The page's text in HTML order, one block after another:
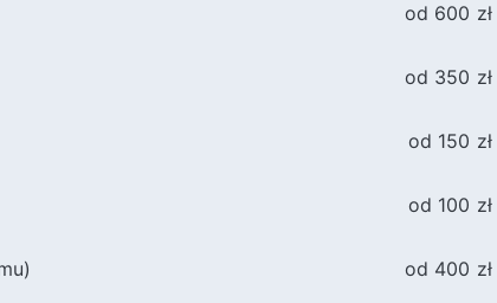
od 600 zł
od 350 zł
od 150 zł
od 100 zł
od 400 zł